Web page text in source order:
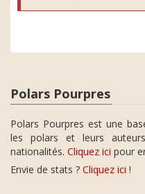
Polars Pourpres
Polars Pourpres est une
les polars et leurs
nationalités. Cliquez ici pour
Envie de stats ? Cliquez ici !